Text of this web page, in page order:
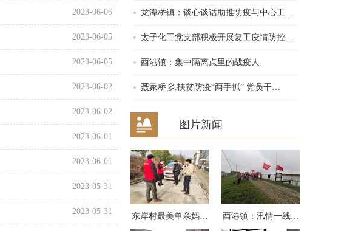
龙潭桥镇：谈心谈话助推防疫与中心工…
太子化工党支部积极开展复工疫情防控…
酉港镇：集中隔离点里的战疫人
聂家桥乡:扶贫防疫“两手抓” 党员干…
图片新闻
东岸村最美单亲妈… 酉港镇：汛情一线…
2023-06-06
2023-06-05
2023-06-05
2023-06-02
2023-06-02
2023-06-01
2023-06-01
2023-05-31
2023-05-31